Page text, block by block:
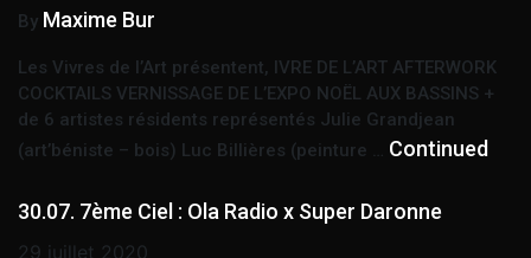
By Maxime Bur
Les Vivres de l’Art présentent, IVRE DE L’ART AFTERWORK
COCKTAILS VERNISSAGE DE L’EXPO NOËL AUX BASSINS +
de 6 artistes résidents représentés Julie Grandjean
(art’béniste – bois) Luc Billières (peinture … Continued
30.07. 7ème Ciel : Ola Radio x Super Daronne
29 juillet 2020